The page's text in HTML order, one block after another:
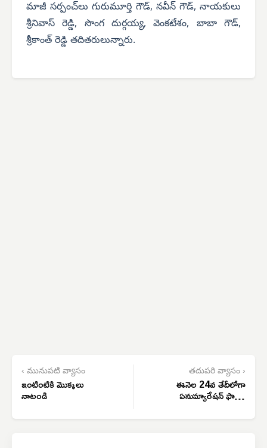
మాజీ సర్పంచ్‌లు గురుమూర్తి గౌడ్, నవీన్ గౌడ్, నాయకులు
శ్రీనివాస్ రెడ్డి, సొంగ దుర్గయ్య, వెంకటేశం, బాబా గౌడ్,
శ్రీకాంత్ రెడ్డి తదితరులున్నారు.
‹ మునుపటి వ్యాసం
ఇంటింటికి మొక్కలు
నాటండి
తదుపరి వ్యాసం ›
ఈనెల 24వ తేదీలోగా
ఏనుమ్యారేషన్ ఫామ్స్
అందించాలి